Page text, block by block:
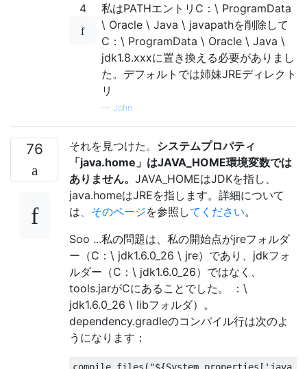
4
私はPATHエントリC：\ ProgramData
\ Oracle \ Java \ javapathを削除して
C：\ ProgramData \ Oracle \ Java \
jdk1.8.xxxに置き換える必要がありまし
た。デフォルトでは姉妹JREディレクト
リ
— John
76 それを見つけた。 システムプロパティ
「java.home」はJAVA_HOME環境変数では
ありません。 JAVA_HOMEはJDKを指し、
java.homeはJREを指します。詳細について
は 、そのページを参照してください。
Soo ...私の問題は、私の開始点がjreフォルダ
ー（C：\ jdk1.6.0_26 \ jre）であり、jdkフォ
ルダー（C：\ jdk1.6.0_26）ではなく、
tools.jarがCにあることでした。 ：\
jdk1.6.0_26 \ libフォルダ）。
dependency.gradleのコンパイル行は次のよ
うになります：